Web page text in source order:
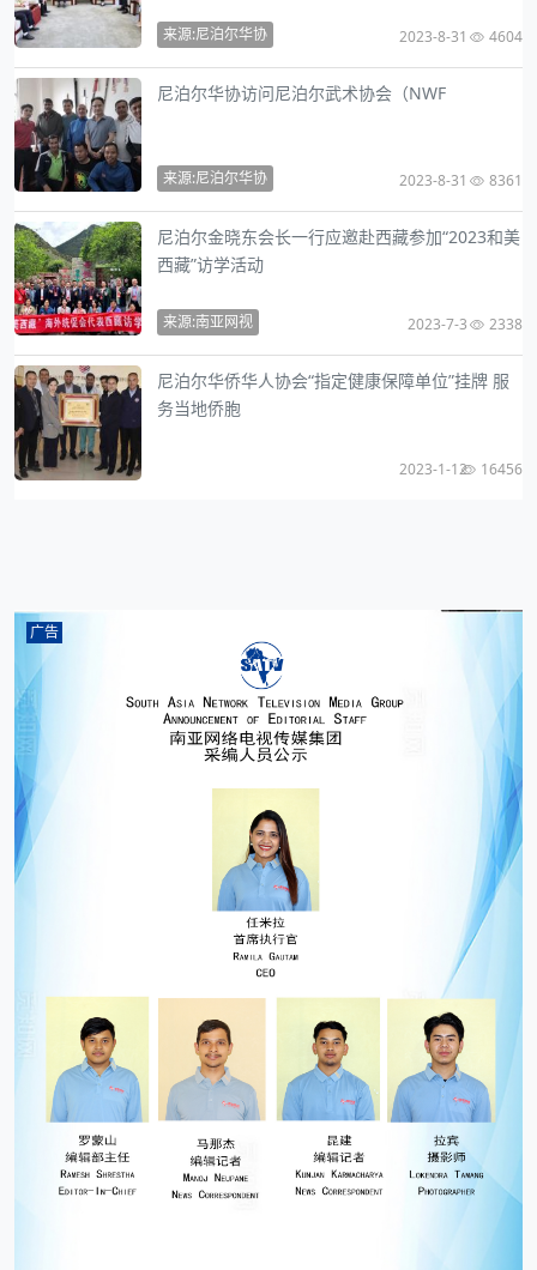
来源:尼泊尔华协 2023-8-31 4604
尼泊尔华协访问尼泊尔武术协会（NWF
来源:尼泊尔华协 2023-8-31 8361
尼泊尔金晓东会长一行应邀赴西藏参加“2023和美
西藏”访学活动
来源:南亚网视 2023-7-3 2338
尼泊尔华侨华人协会“指定健康保障单位”挂牌 服
务当地侨胞
2023-1-12 16456
广告